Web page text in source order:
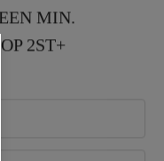
MIN.
2ST+